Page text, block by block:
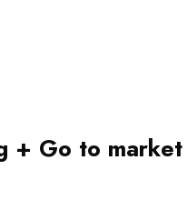
+ Go to market